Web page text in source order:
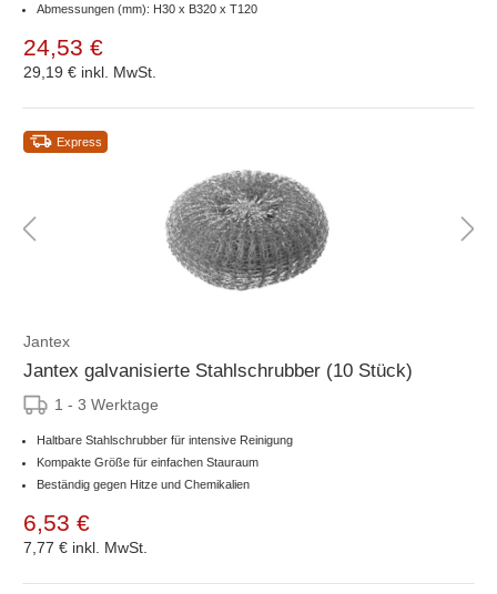
Abmessungen (mm): H30 x B320 x T120
24,53 €
29,19 € inkl. MwSt.
Express
Jantex
Jantex galvanisierte Stahlschrubber (10 Stück)
1 - 3 Werktage
Haltbare Stahlschrubber für intensive Reinigung
Kompakte Größe für einfachen Stauraum
Beständig gegen Hitze und Chemikalien
6,53 €
7,77 € inkl. MwSt.